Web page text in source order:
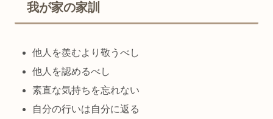
我が家の家訓
他人を羨むより敬うべし
他人を認めるべし
素直な気持ちを忘れない
自分の行いは自分に返る